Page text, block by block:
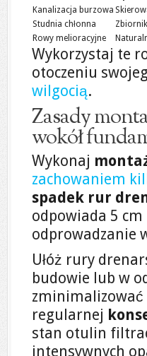
Kanalizacja burzowa
Studnia chłonna
Rowy melioracyjne
Wykorzystaj te
otoczeniu
wilgocią.
Zasady
wokół
Wykonaj
zachowaniem
spadek rur
odpowiada 5
odprowadzanie
Ułóż rury
budowie lub w
zminimalizować
regularnej
stan otulin
intensywnych